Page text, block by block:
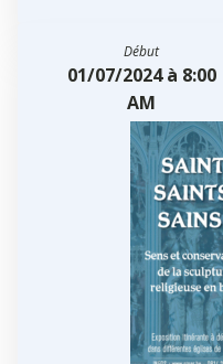
Début
01/07/2024 à 8:00
AM